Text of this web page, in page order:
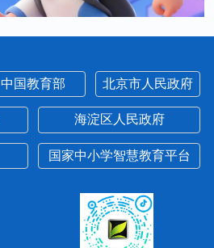
中国教育部 北京市人民政府
海淀区人民政府
国家中小学智慧教育平台